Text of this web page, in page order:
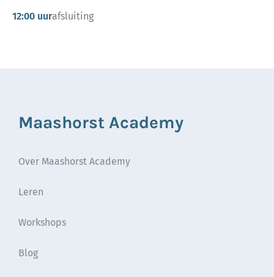
12:00 uurafsluiting
Maashorst Academy
Over Maashorst Academy
Leren
Workshops
Blog